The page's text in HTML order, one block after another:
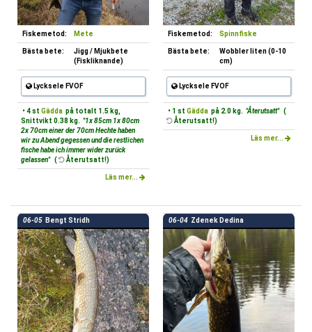
Fiskemetod: Mete
Bästa bete:
Jigg / Mjukbete
(Fiskliknande)
Lycksele FVOF
• 4 st Gädda på totalt 1.5 kg,
Snittvikt 0.38 kg. "1x 85cm 1x 80cm
2x 70cm einer der 70cm Hechte haben
wir zu Abend gegessen und die restlichen
fische habe ich immer wider zurück
gelassen" ( Återutsatt!)
Läs mer...
Fiskemetod: Spinnfiske
Bästa bete:
Wobbler liten (0-10
cm)
Lycksele FVOF
• 1 st Gädda på 2.0 kg. "Återutsatt" (
Återutsatt!)
Läs mer...
06-05 Bengt Stridh 06-04 Zdenek Dedina